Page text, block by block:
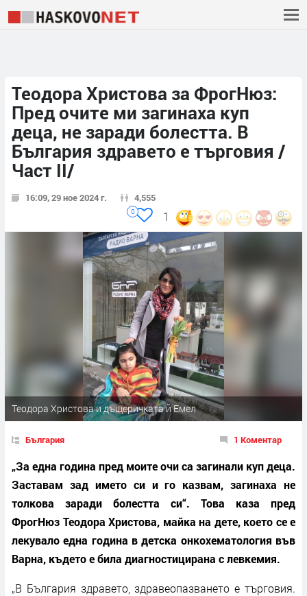
Теодора Христова за ФрогНюз:
Пред очите ми загинаха куп
деца, не заради болестта. В
България здравето е търговия /
Част II/
16:09, 29 ное 2024 г. 4,555
1
0
Теодора Христова и дъщеричката й Емел
България 1 Коментар
„За една година пред моите очи са загинали куп деца.
Заставам зад името си и го казвам, загинаха не
толкова заради болестта си“. Това каза пред
ФрогНюз Теодора Христова, майка на дете, което се е
лекувало една година в детска онкохематология във
Варна, където е била диагностицирана с левкемия.
„В България здравето, здравеопазването е търговия.